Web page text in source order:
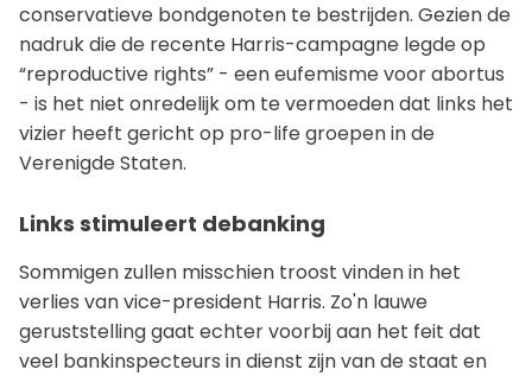
conservatieve bondgenoten te bestrijden. Gezien de
nadruk die de recente Harris-campagne legde op
“reproductive rights” - een eufemisme voor abortus
- is het niet onredelijk om te vermoeden dat links het
vizier heeft gericht op pro-life groepen in de
Verenigde Staten.
Links stimuleert debanking
Sommigen zullen misschien troost vinden in het
verlies van vice-president Harris. Zo'n lauwe
geruststelling gaat echter voorbij aan het feit dat
veel bankinspecteurs in dienst zijn van de staat en